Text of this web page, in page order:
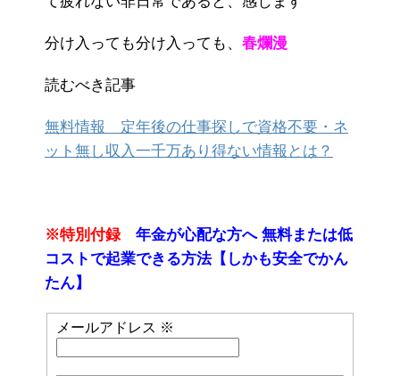
分け入っても分け入っても、 春爛漫
読むべき記事
無料情報 定年後の仕事探しで資格不要・ネ
ット無し収入一千万あり得ない情報とは？
※特別付録
年金が心配な方へ 無料または低
コストで起業できる方法【しかも安全でかん
たん】
メールアドレス ※